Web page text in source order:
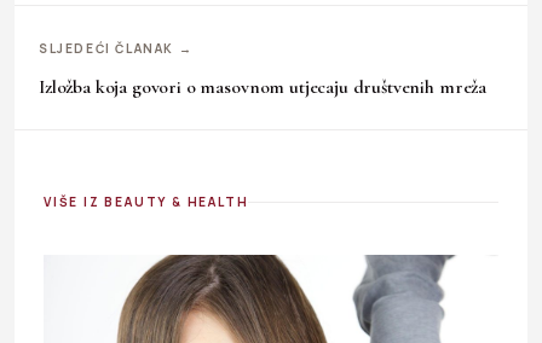
SLJEDEĆI ČLANAK →
Izložba koja govori o masovnom utjecaju društvenih mreža
VIŠE IZ BEAUTY & HEALTH